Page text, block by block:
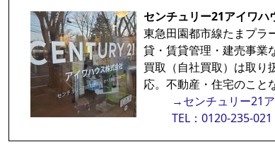
センチュリー21アイワハ
東急田園都市線たまプラ
貸・賃貸管理・建売事業
買取（自社買取）は取り
応。不動産・住宅のこと
→センチュリー21
TEL：0120-235-021